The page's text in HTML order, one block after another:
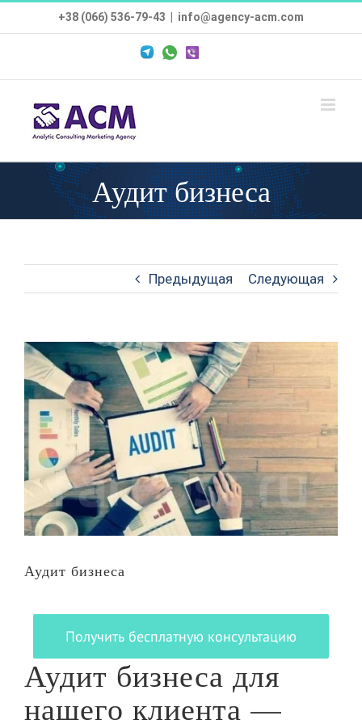
to
+38 (066) 536-79-43 info@agency-acm.com
Telegram WhatsApp
Аудит бизнеса
Предыдущая Следующая
View
Larger
Image
Аудит бизнеса
Получить бесплатную консультацию
Аудит бизнеса для
нашего клиента —